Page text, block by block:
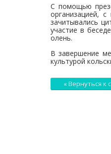
С помощью
организацией,
зачитывались
участие в
олень.
В завершение
культурой
« Вернуться к